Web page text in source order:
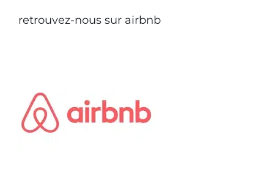
retrouvez-nous sur airbnb